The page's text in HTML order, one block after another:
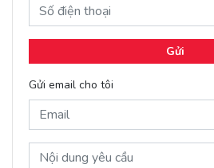
Gửi
Gửi email cho tôi